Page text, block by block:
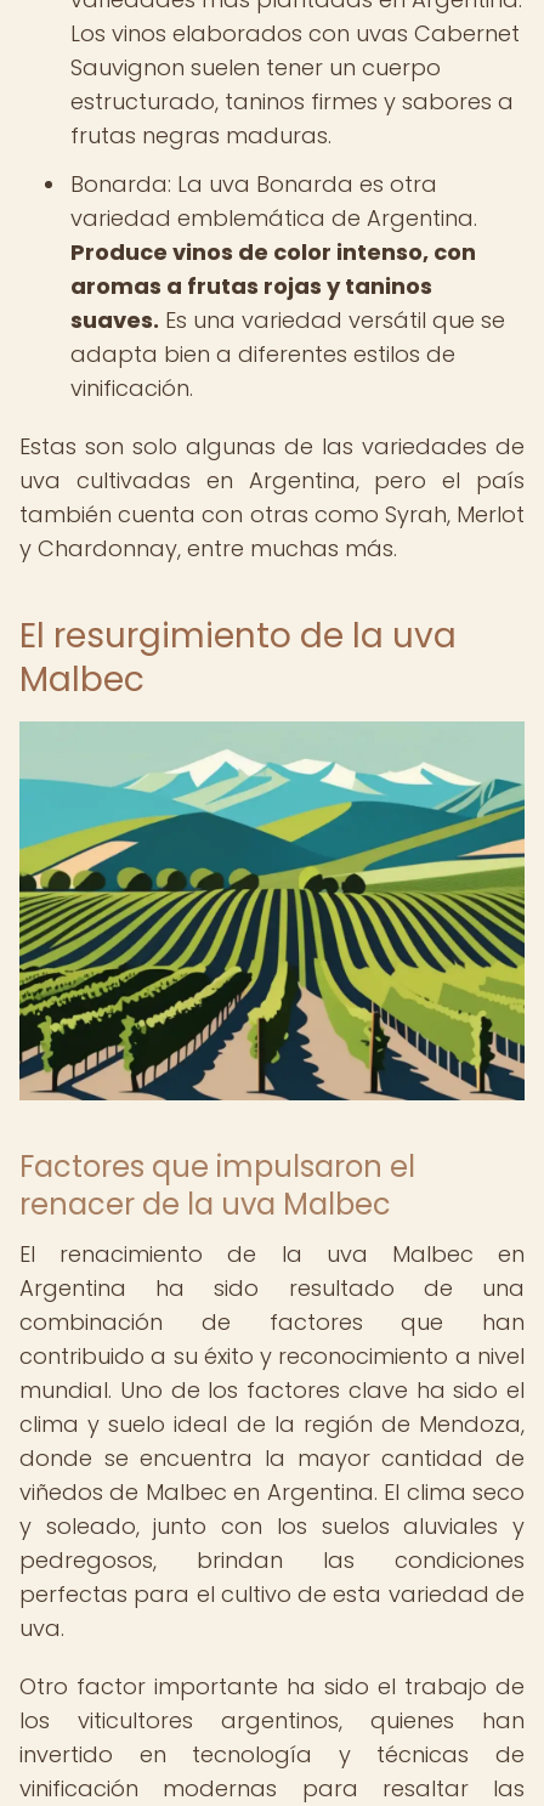
Los vinos elaborados con uvas Cabernet
Sauvignon suelen tener un cuerpo
estructurado, taninos firmes y sabores a
frutas negras maduras.
Bonarda: La uva Bonarda es otra
variedad emblemática de Argentina.
Produce vinos de color intenso, con
aromas a frutas rojas y taninos
suaves. Es una variedad versátil que se
adapta bien a diferentes estilos de
vinificación.
Estas son solo algunas de las variedades de
uva cultivadas en Argentina, pero el país
también cuenta con otras como Syrah, Merlot
y Chardonnay, entre muchas más.
El resurgimiento de la uva
Malbec
Factores que impulsaron el
renacer de la uva Malbec
El renacimiento de la uva Malbec en
Argentina ha sido resultado de una
combinación de factores que han
contribuido a su éxito y reconocimiento a nivel
mundial. Uno de los factores clave ha sido el
clima y suelo ideal de la región de Mendoza,
donde se encuentra la mayor cantidad de
viñedos de Malbec en Argentina. El clima seco
y soleado, junto con los suelos aluviales y
pedregosos, brindan las condiciones
perfectas para el cultivo de esta variedad de
uva.
Otro factor importante ha sido el trabajo de
los viticultores argentinos, quienes han
invertido en tecnología y técnicas de
vinificación modernas para resaltar las